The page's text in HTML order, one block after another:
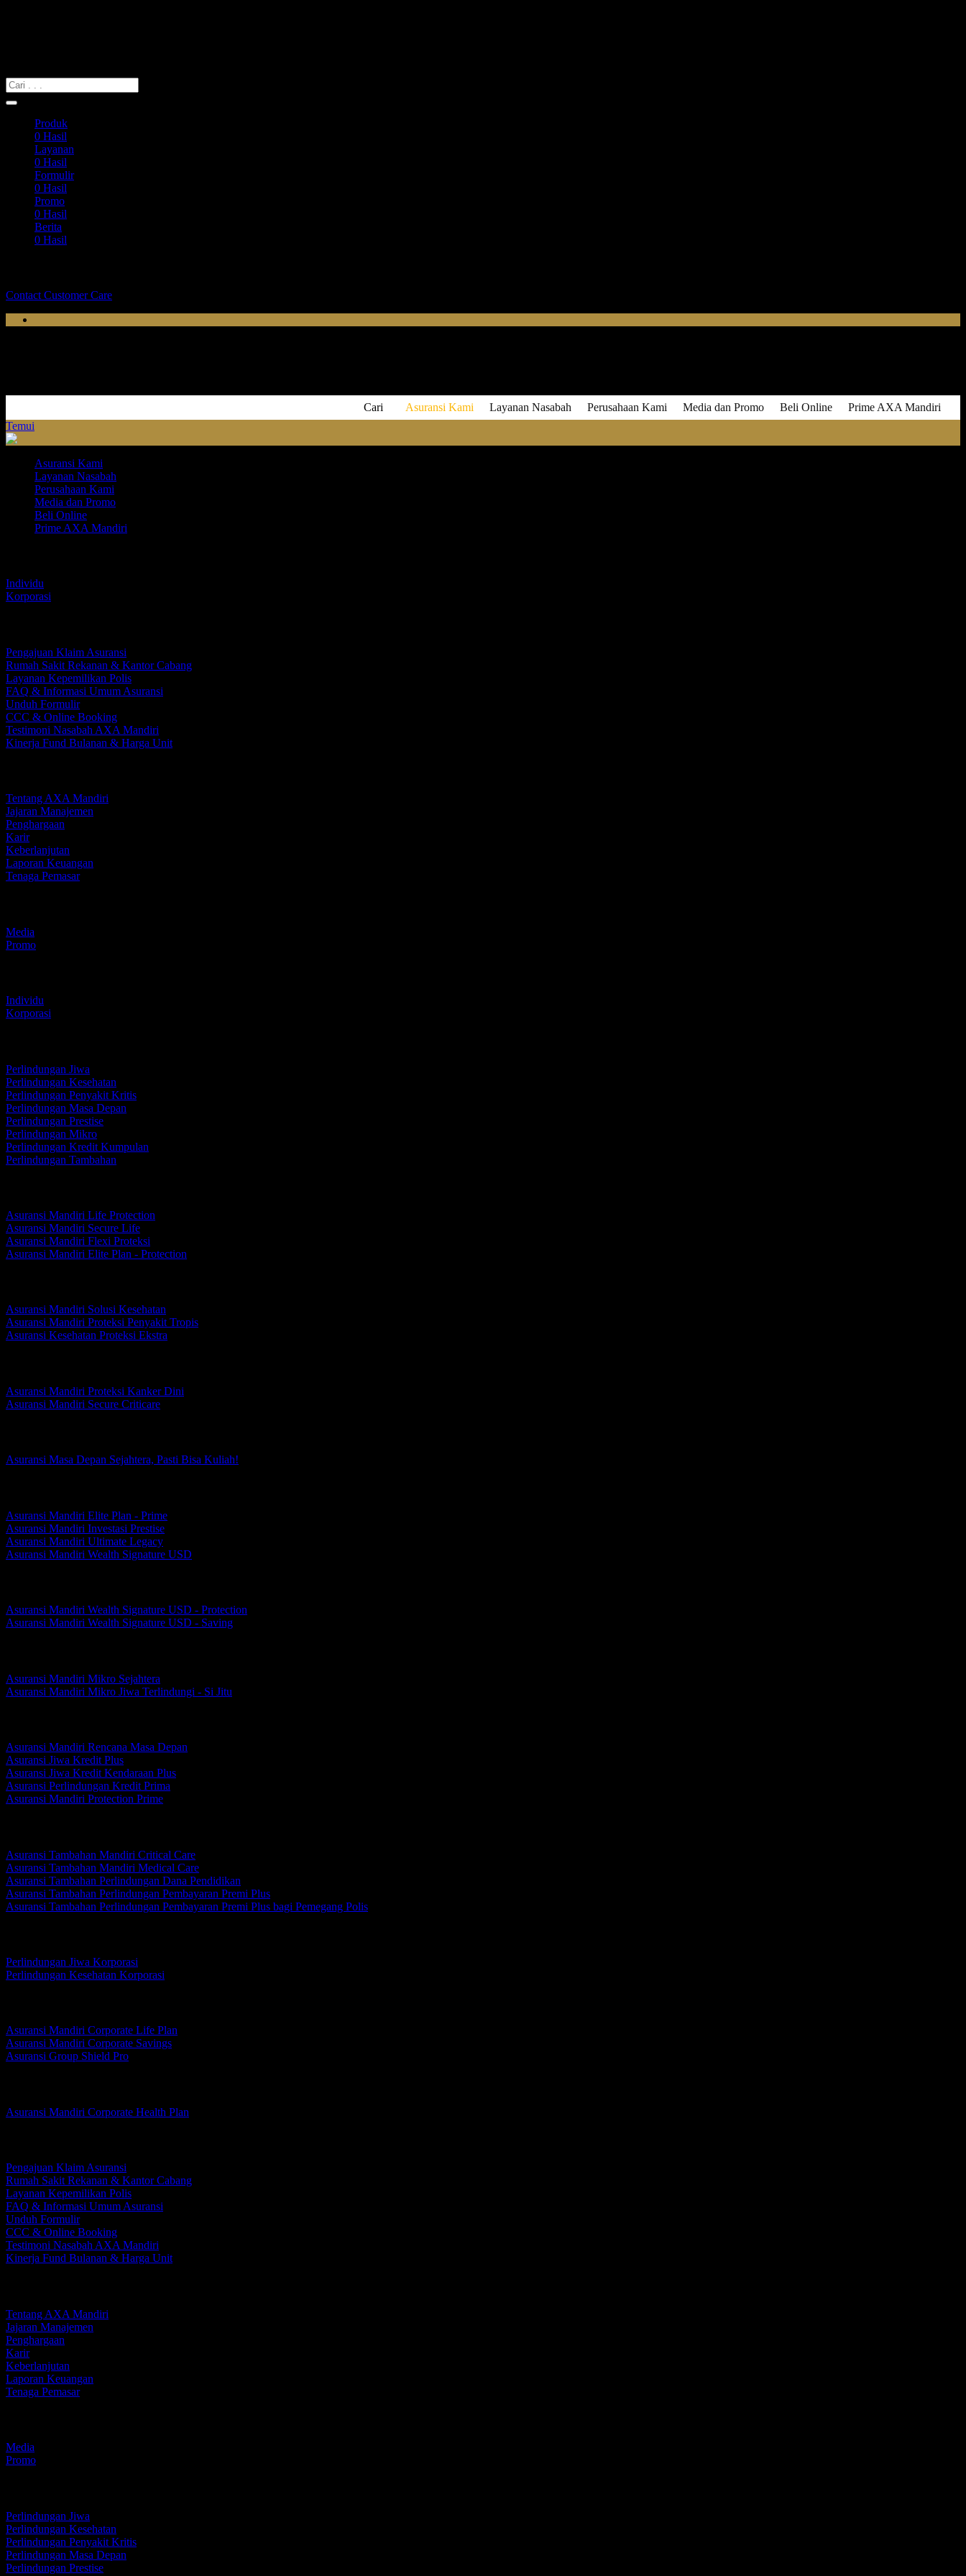
Produk
0 Hasil
Layanan
0 Hasil
Formulir
0 Hasil
Promo
0 Hasil
Berita
0 Hasil
Contact Customer Care
Cari Asuransi Kami Layanan Nasabah Perusahaan Kami Media dan Promo Beli Online
Prime AXA Mandiri
Temui
Asuransi Kami
Layanan Nasabah
Perusahaan Kami
Media dan Promo
Beli Online
Prime AXA Mandiri
Individu
Korporasi
Pengajuan Klaim Asuransi
Rumah Sakit Rekanan & Kantor Cabang
Layanan Kepemilikan Polis
FAQ & Informasi Umum Asuransi
Unduh Formulir
CCC & Online Booking
Testimoni Nasabah AXA Mandiri
Kinerja Fund Bulanan & Harga Unit
Tentang AXA Mandiri
Jajaran Manajemen
Penghargaan
Karir
Keberlanjutan
Laporan Keuangan
Tenaga Pemasar
Media
Promo
Individu
Korporasi
Perlindungan Jiwa
Perlindungan Kesehatan
Perlindungan Penyakit Kritis
Perlindungan Masa Depan
Perlindungan Prestise
Perlindungan Mikro
Perlindungan Kredit Kumpulan
Perlindungan Tambahan
Asuransi Mandiri Life Protection
Asuransi Mandiri Secure Life
Asuransi Mandiri Flexi Proteksi
Asuransi Mandiri Elite Plan - Protection
Asuransi Mandiri Solusi Kesehatan
Asuransi Mandiri Proteksi Penyakit Tropis
Asuransi Kesehatan Proteksi Ekstra
Asuransi Mandiri Proteksi Kanker Dini
Asuransi Mandiri Secure Criticare
Asuransi Masa Depan Sejahtera, Pasti Bisa Kuliah!
Asuransi Mandiri Elite Plan - Prime
Asuransi Mandiri Investasi Prestise
Asuransi Mandiri Ultimate Legacy
Asuransi Mandiri Wealth Signature USD
Asuransi Mandiri Wealth Signature USD - Protection
Asuransi Mandiri Wealth Signature USD - Saving
Asuransi Mandiri Mikro Sejahtera
Asuransi Mandiri Mikro Jiwa Terlindungi - Si Jitu
Asuransi Mandiri Rencana Masa Depan
Asuransi Jiwa Kredit Plus
Asuransi Jiwa Kredit Kendaraan Plus
Asuransi Perlindungan Kredit Prima
Asuransi Mandiri Protection Prime
Asuransi Tambahan Mandiri Critical Care
Asuransi Tambahan Mandiri Medical Care
Asuransi Tambahan Perlindungan Dana Pendidikan
Asuransi Tambahan Perlindungan Pembayaran Premi Plus
Asuransi Tambahan Perlindungan Pembayaran Premi Plus bagi Pemegang Polis
Perlindungan Jiwa Korporasi
Perlindungan Kesehatan Korporasi
Asuransi Mandiri Corporate Life Plan
Asuransi Mandiri Corporate Savings
Asuransi Group Shield Pro
Asuransi Mandiri Corporate Health Plan
Pengajuan Klaim Asuransi
Rumah Sakit Rekanan & Kantor Cabang
Layanan Kepemilikan Polis
FAQ & Informasi Umum Asuransi
Unduh Formulir
CCC & Online Booking
Testimoni Nasabah AXA Mandiri
Kinerja Fund Bulanan & Harga Unit
Tentang AXA Mandiri
Jajaran Manajemen
Penghargaan
Karir
Keberlanjutan
Laporan Keuangan
Tenaga Pemasar
Media
Promo
Perlindungan Jiwa
Perlindungan Kesehatan
Perlindungan Penyakit Kritis
Perlindungan Masa Depan
Perlindungan Prestise